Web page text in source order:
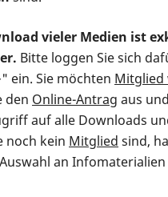
vieler Medien ist
Bitte loggen Sie sich
ein. Sie möchten Mitglied
den Online-Antrag aus
auf alle Downloads
noch kein Mitglied sind,
an Infomaterialien